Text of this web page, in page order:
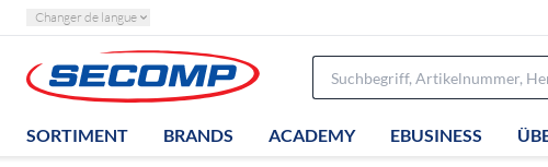
Changer de langue
SORTIMENT BRANDS ACADEMY EBUSINESS